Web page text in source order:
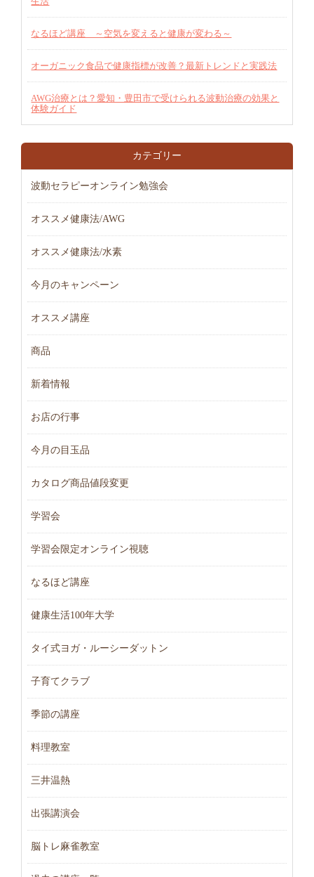
なるほど講座 ～空気を変えると健康が変わる～
オーガニック食品で健康指標が改善？最新トレンドと実践法
AWG治療とは？愛知・豊田市で受けられる波動治療の効果と
体験ガイド
カテゴリー
波動セラピーオンライン勉強会
オススメ健康法/AWG
オススメ健康法/水素
今月のキャンペーン
オススメ講座
商品
新着情報
お店の行事
今月の目玉品
カタログ商品値段変更
学習会
学習会限定オンライン視聴
なるほど講座
健康生活100年大学
タイ式ヨガ・ルーシーダットン
子育てクラブ
季節の講座
料理教室
三井温熱
出張講演会
脳トレ麻雀教室